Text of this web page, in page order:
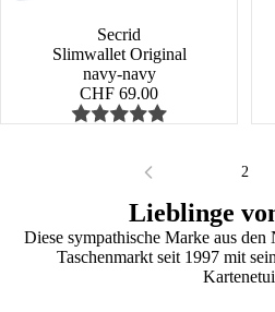
Secrid
Slimwallet Original
navy-navy
CHF 69.00
2
Lieblinge
Diese sympathische Marke aus den
Taschenmarkt seit 1997 mit